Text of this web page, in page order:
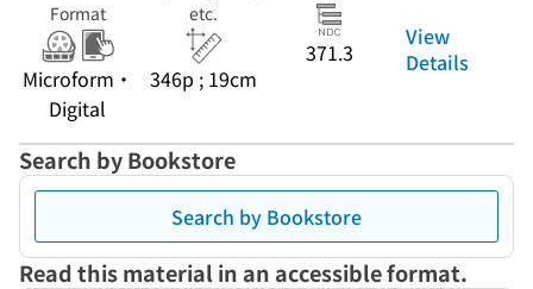
Format
Microform・
Digital
etc.
346p ; 19cm
371.3
View
Details
Search by Bookstore
Search by Bookstore
Read this material in an accessible format.